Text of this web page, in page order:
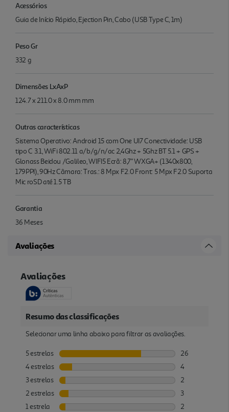
Acessórios
Guia de Início Rápido, Ejection Pin, Cabo (USB Type C, 1m)
Peso Gr
332 g
Dimensões LxAxP
124.7 x 211.0 x 8.0 mm mm
Outras características
Sistema Operativo: Android 15 com One UI7 Conectividade: USB
tipo C 3.1, WiFi 802.11 a/b/g/n/ac 2,4Ghz + 5Ghz BT 5.1 + GPS +
Glonass Beidou /Galileo, WIFI5 Ecrã: 8,7" WXGA+ (1340x800,
179PPI), 90Hz Câmara: Tras.: 8 Mpx F2.0 Front: 5 Mpx F2.0 Suporta
Mic roSD até 1.5 TB
Garantia
36 Meses
Avaliações